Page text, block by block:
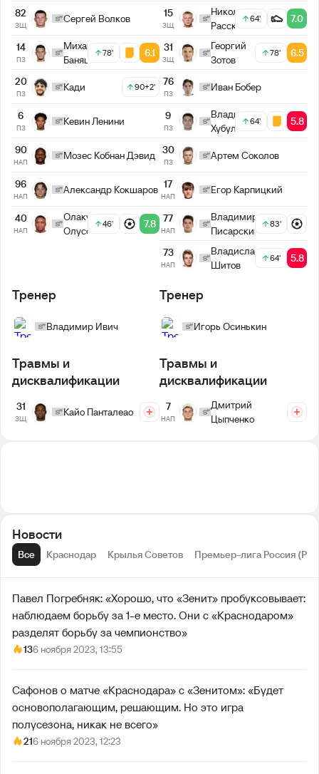
82
ЗЩ
Сергей Волков
14
ПЗ
Михайло
Баняц
78' 6.1
20
ПЗ
Кади 90+2'
6
ПЗ
Кевин Ленини
90
НАП
Мозес Кобнан Дэвид
96
НАП
Александр Кокшаров
40
НАП
Олакунле
Олусегун
46' 7.8
15
ЗЩ
Николай
Рассказов
64' 7.0
31
ЗЩ
Георгий
Зотов
78' 6.5
76
ПЗ
Иван Бобер
9
ПЗ
Владимир
Хубулов
64' 5.8
30
ПЗ
Артем Соколов
17
НАП
Егор Карпицкий
77
НАП
Владимир
Писарский
83'
73
НАП
Владислав
Шитов
64' 5.8
Тренер
Владимир Ивич
Тренер
Игорь Осинькин
Травмы и
дисквалификации
31
ЗЩ
Кайо Панталеао
Травмы и
дисквалификации
7
НАП
Дмитрий
Цыпченко
Новости
Все Краснодар Крылья Советов Премьер-лига Россия
Павел Погребняк: «Хорошо, что «Зенит» пробуксовывает:
наблюдаем борьбу за 1-е место. Они с «Краснодаром»
разделят борьбу за чемпионство»
136 ноября 2023, 13:55
Сафонов о матче «Краснодара» с «Зенитом»: «Будет
основополагающим, решающим. Но это игра
полусезона, никак не всего»
216 ноября 2023, 12:23